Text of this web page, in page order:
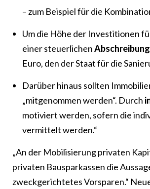
– zum Beispiel für die
Um die Höhe der Investitionen
einer steuerlichen
Euro, den der Staat für die
Darüber hinaus sollten
„mitgenommen werden“. Durch
motiviert werden, sofern die
vermittelt werden.“
„An der Mobilisierung privaten
privaten Bausparkassen die
zweckgerichtetes Vorsparen.“